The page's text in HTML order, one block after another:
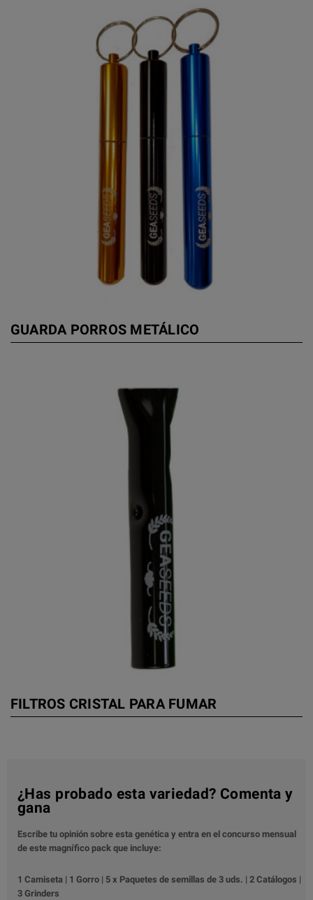
GUARDA PORROS METÁLICO
FILTROS CRISTAL PARA FUMAR
¿Has probado esta variedad? Comenta y
gana
Escribe tu opinión sobre esta genética y entra en el concurso mensual
de este magnífico pack que incluye:
1 Camiseta | 1 Gorro | 5 x Paquetes de semillas de 3 uds. | 2 Catálogos |
3 Grinders